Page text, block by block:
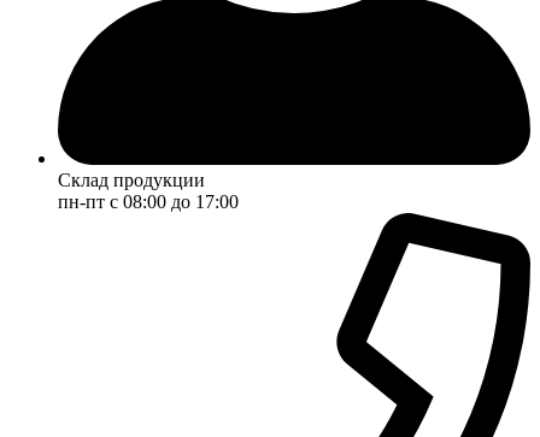
Склад продукции
пн-пт с 08:00 до 17:00